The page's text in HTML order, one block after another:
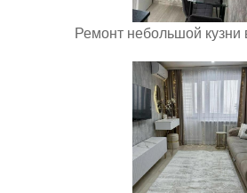
Ремонт небольшой кузни